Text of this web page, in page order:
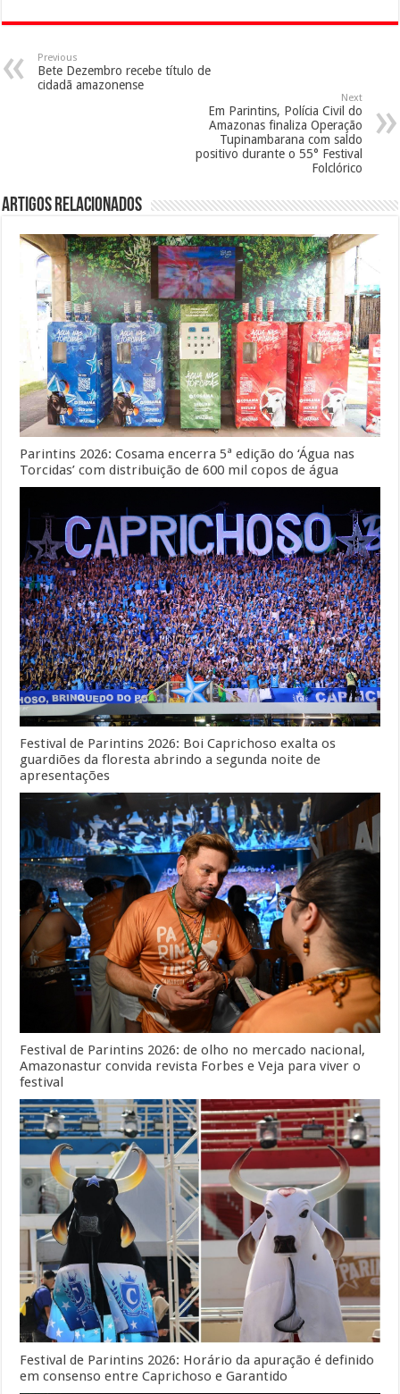
Previous
Bete Dezembro recebe título de
cidadã amazonense
Next
Em Parintins, Polícia Civil do
Amazonas finaliza Operação
Tupinambarana com saldo
positivo durante o 55° Festival
Folclórico
Artigos Relacionados
Parintins 2026: Cosama encerra 5ª edição do ‘Água nas
Torcidas’ com distribuição de 600 mil copos de água
Festival de Parintins 2026: Boi Caprichoso exalta os
guardiões da floresta abrindo a segunda noite de
apresentações
Festival de Parintins 2026: de olho no mercado nacional,
Amazonastur convida revista Forbes e Veja para viver o
festival
Festival de Parintins 2026: Horário da apuração é definido
em consenso entre Caprichoso e Garantido